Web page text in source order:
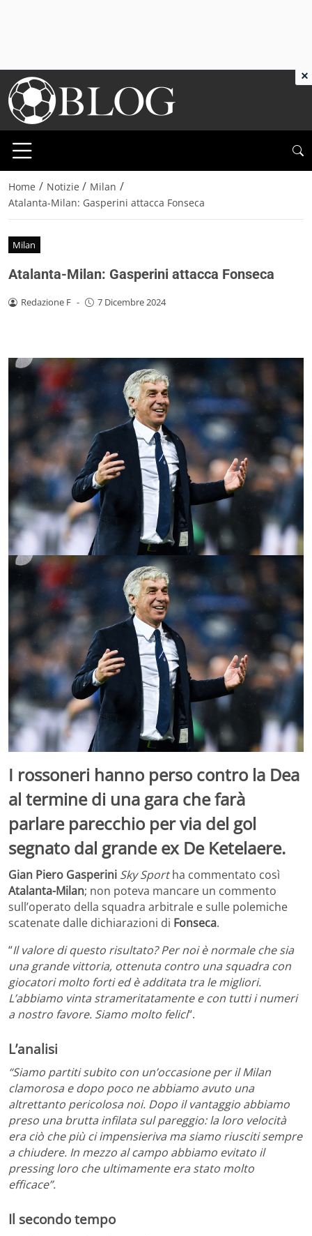
Home / Notizie / Milan /
Atalanta-Milan: Gasperini attacca Fonseca
Milan
Atalanta-Milan: Gasperini attacca Fonseca
Redazione F - 7 Dicembre 2024
I rossoneri hanno perso contro la Dea
al termine di una gara che farà
parlare parecchio per via del gol
segnato dal grande ex De Ketelaere.
Gian Piero Gasperini Sky Sportha commentato così
Atalanta-Milan; non poteva mancare un commento
sull’operato della squadra arbitrale e sulle polemiche
scatenate dalle dichiarazioni di Fonseca.
“Il valore di questo risultato? Per noi è normale che sia
una grande vittoria, ottenuta contro una squadra con
giocatori molto forti ed è additata tra le migliori.
L’abbiamo vinta strameritatamente e con tutti i numeri
a nostro favore. Siamo molto felici“.
L’analisi
“Siamo partiti subito con un’occasione per il Milan
clamorosa e dopo poco ne abbiamo avuto una
altrettanto pericolosa noi. Dopo il vantaggio abbiamo
preso una brutta infilata sul pareggio: la loro velocità
era ciò che più ci impensieriva ma siamo riusciti sempre
a chiudere. In mezzo al campo abbiamo evitato il
pressing loro che ultimamente era stato molto
efficace”.
Il secondo tempo
×